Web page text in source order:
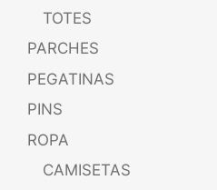
TOTES
PARCHES
PEGATINAS
PINS
ROPA
CAMISETAS